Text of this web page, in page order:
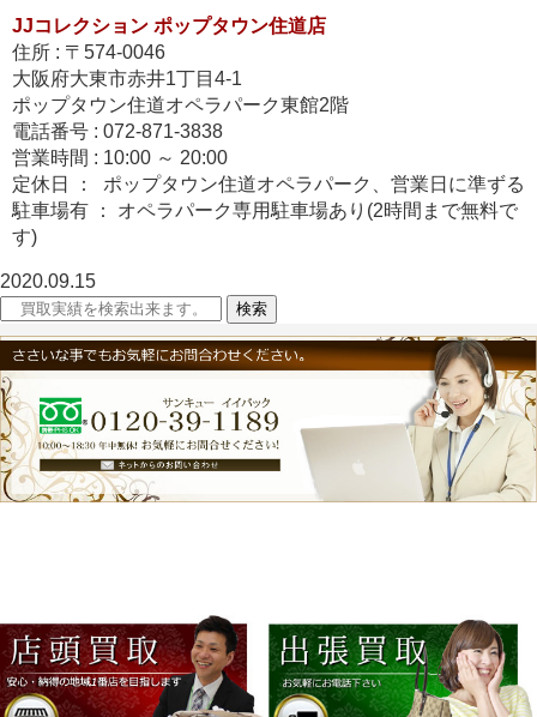
JJコレクション ポップタウン住道店
住所 : 〒574-0046
大阪府大東市赤井1丁目4-1
ポップタウン住道オペラパーク東館2階
電話番号 : 072-871-3838
営業時間 : 10:00 ～ 20:00
定休日 ： ポップタウン住道オペラパーク、営業日に準ずる
駐車場有 ： オペラパーク専用駐車場あり(2時間まで無料で
す)
2020.09.15